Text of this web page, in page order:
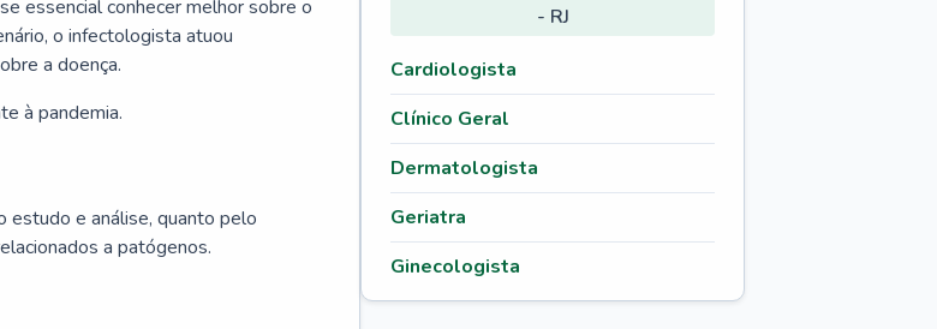
essencial conhecer melhor sobre o
o infectologista atuou
a doença.
à pandemia.
e análise, quanto pelo
a patógenos.
- RJ
Cardiologista
Clínico Geral
Dermatologista
Geriatra
Ginecologista